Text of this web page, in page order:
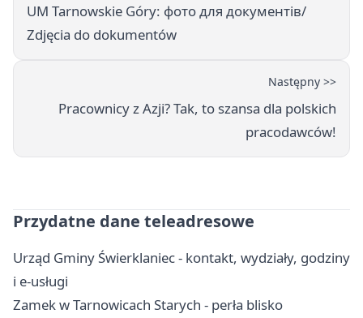
UM Tarnowskie Góry: фото для документів/
Zdjęcia do dokumentów
Następny >>
Pracownicy z Azji? Tak, to szansa dla polskich
pracodawców!
Przydatne dane teleadresowe
Urząd Gminy Świerklaniec - kontakt, wydziały, godziny
i e-usługi
Zamek w Tarnowicach Starych - perła blisko